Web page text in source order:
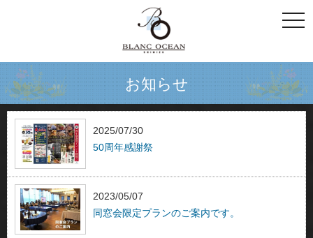
お知らせ
2025/07/30
50周年感謝祭
2023/05/07
同窓会限定プランのご案内です。